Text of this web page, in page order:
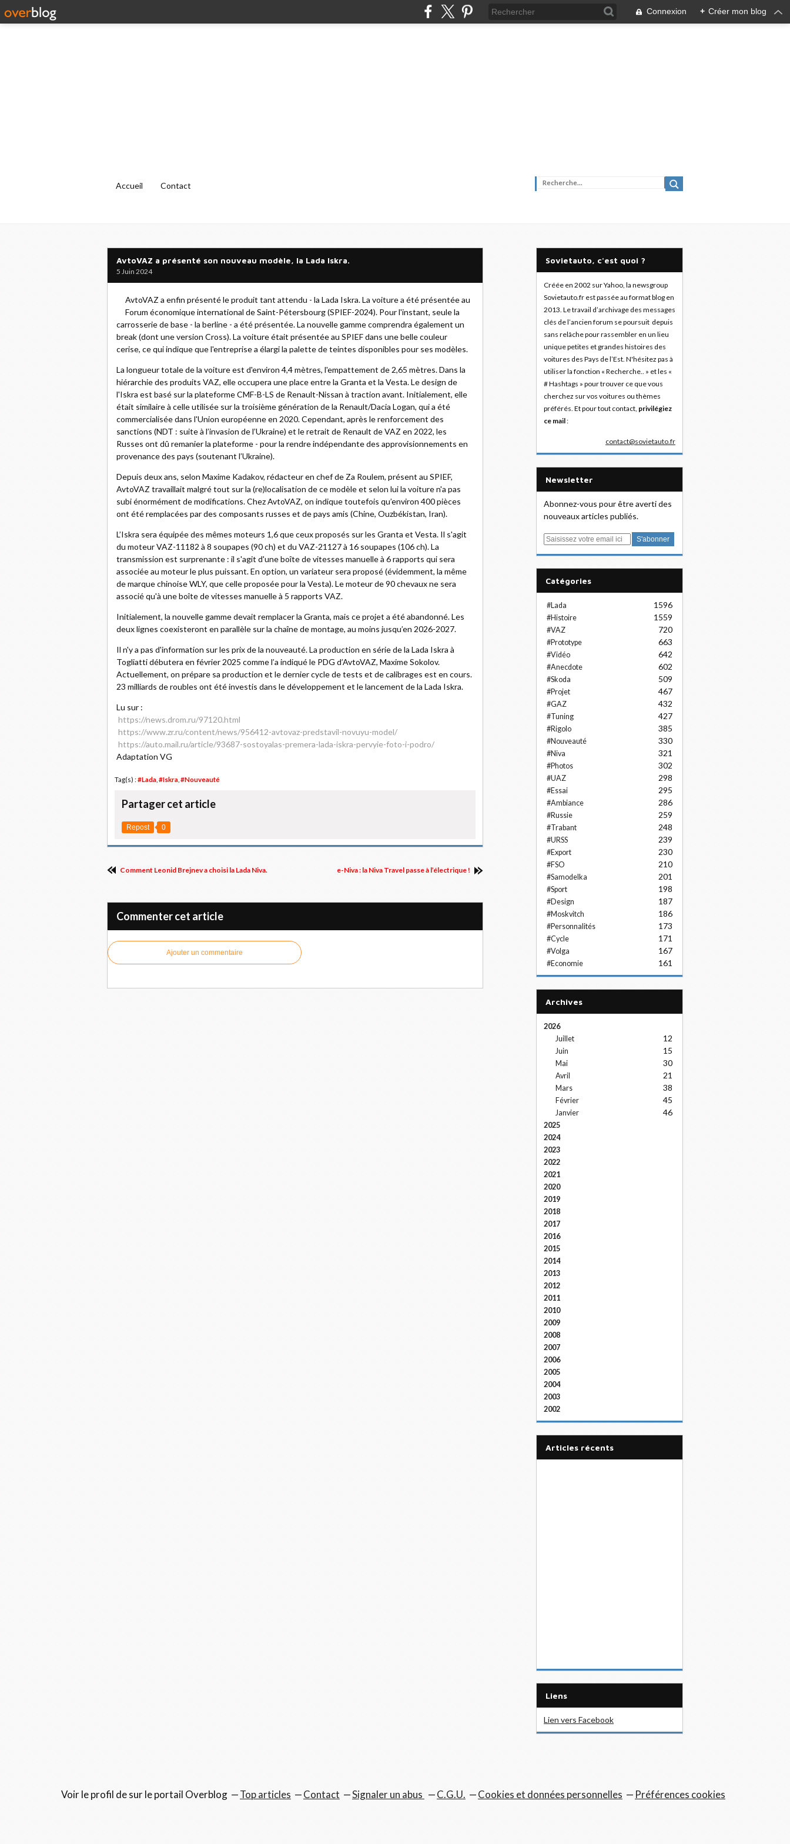
Connexion + Créer mon blog
Accueil Contact
AvtoVAZ a présenté son nouveau modèle, la Lada Iskra.
5 Juin 2024
AvtoVAZ a enfin présenté le produit tant attendu - la Lada Iskra. La voiture a été présentée au
Forum économique international de Saint-Pétersbourg (SPIEF-2024). Pour l'instant, seule la
carrosserie de base - la berline - a été présentée. La nouvelle gamme comprendra également un
break (dont une version Cross). La voiture était présentée au SPIEF dans une belle couleur
cerise, ce qui indique que l'entreprise a élargi la palette de teintes disponibles pour ses modèles.
La longueur totale de la voiture est d'environ 4,4 mètres, l'empattement de 2,65 mètres. Dans la
hiérarchie des produits VAZ, elle occupera une place entre la Granta et la Vesta. Le design de
l'Iskra est basé sur la plateforme CMF-B-LS de Renault-Nissan à traction avant. Initialement, elle
était similaire à celle utilisée sur la troisième génération de la Renault/Dacia Logan, qui a été
commercialisée dans l'Union européenne en 2020. Cependant, après le renforcement des
sanctions (NDT : suite à l’invasion de l’Ukraine) et le retrait de Renault de VAZ en 2022, les
Russes ont dû remanier la plateforme - pour la rendre indépendante des approvisionnements en
provenance des pays (soutenant l’Ukraine).
Depuis deux ans, selon Maxime Kadakov, rédacteur en chef de Za Roulem, présent au SPIEF,
AvtoVAZ travaillait malgré tout sur la (re)localisation de ce modèle et selon lui la voiture n'a pas
subi énormément de modifications. Chez AvtoVAZ, on indique toutefois qu’environ 400 pièces
ont été remplacées par des composants russes et de pays amis (Chine, Ouzbékistan, Iran).
L’Iskra sera équipée des mêmes moteurs 1,6 que ceux proposés sur les Granta et Vesta. Il s'agit
du moteur VAZ-11182 à 8 soupapes (90 ch) et du VAZ-21127 à 16 soupapes (106 ch). La
transmission est surprenante : il s'agit d'une boîte de vitesses manuelle à 6 rapports qui sera
associée au moteur le plus puissant. En option, un variateur sera proposé (évidemment, la même
de marque chinoise WLY, que celle proposée pour la Vesta). Le moteur de 90 chevaux ne sera
associé qu'à une boîte de vitesses manuelle à 5 rapports VAZ.
Initialement, la nouvelle gamme devait remplacer la Granta, mais ce projet a été abandonné. Les
deux lignes coexisteront en parallèle sur la chaîne de montage, au moins jusqu’en 2026-2027.
Il n'y a pas d'information sur les prix de la nouveauté. La production en série de la Lada Iskra à
Togliatti débutera en février 2025 comme l’a indiqué le PDG d’AvtoVAZ, Maxime Sokolov.
Actuellement, on prépare sa production et le dernier cycle de tests et de calibrages est en cours.
23 milliards de roubles ont été investis dans le développement et le lancement de la Lada Iskra.
Lu sur :
https://news.drom.ru/97120.html
https://www.zr.ru/content/news/956412-avtovaz-predstavil-novuyu-model/
https://auto.mail.ru/article/93687-sostoyalas-premera-lada-iskra-pervyie-foto-i-podro/
Adaptation VG
Tag(s) : #Lada #Iskra #Nouveauté
Partager cet article
Repost 0
Comment Leonid Brejnev a choisi la Lada Niva. e-Niva : la Niva Travel passe à l’électrique !
Commenter cet article
Ajouter un commentaire
Sovietauto, c'est quoi ?
Créée en 2002 sur Yahoo, la newsgroup
Sovietauto.fr est passée au format blog en
2013. Le travail d’archivage des messages
clés de l’ancien forum se poursuit depuis
sans relâche pour rassembler en un lieu
unique petites et grandes histoires des
voitures des Pays de l’Est. N'hésitez pas à
utiliser la fonction « Recherche.. » et les «
# Hashtags » pour trouver ce que vous
cherchez sur vos voitures ou thèmes
préférés. Et pour tout contact, privilégiez
ce mail:
contact@sovietauto.fr
Newsletter
Abonnez-vous pour être averti des
nouveaux articles publiés.
E
Catégories
#Lada 1596
#Histoire 1559
#VAZ 720
#Prototype 663
#Vidéo 642
#Anecdote 602
#Skoda 509
#Projet 467
#GAZ 432
#Tuning 427
#Rigolo 385
#Nouveauté 330
#Niva 321
#Photos 302
#UAZ 298
#Essai 295
#Ambiance 286
#Russie 259
#Trabant 248
#URSS 239
#Export 230
#FSO 210
#Samodelka 201
#Sport 198
#Design 187
#Moskvitch 186
#Personnalités 173
#Cycle 171
#Volga 167
#Economie 161
Archives
2026
Juillet
12
Juin 15
Mai 30
Avril 21
Mars 38
Février 45
Janvier 46
2025
2024
2023
2022
2021
2020
2019
2018
2017
2016
2015
2014
2013
2012
2011
2010
2009
2008
2007
2006
2005
2004
2003
2002
articles récents
Liens
Lien vers Facebook
Voir le profil desur le portail Overblog Top articles Contact Signaler un abus C.G.U. Cookies et données personnelles Préférences cookies